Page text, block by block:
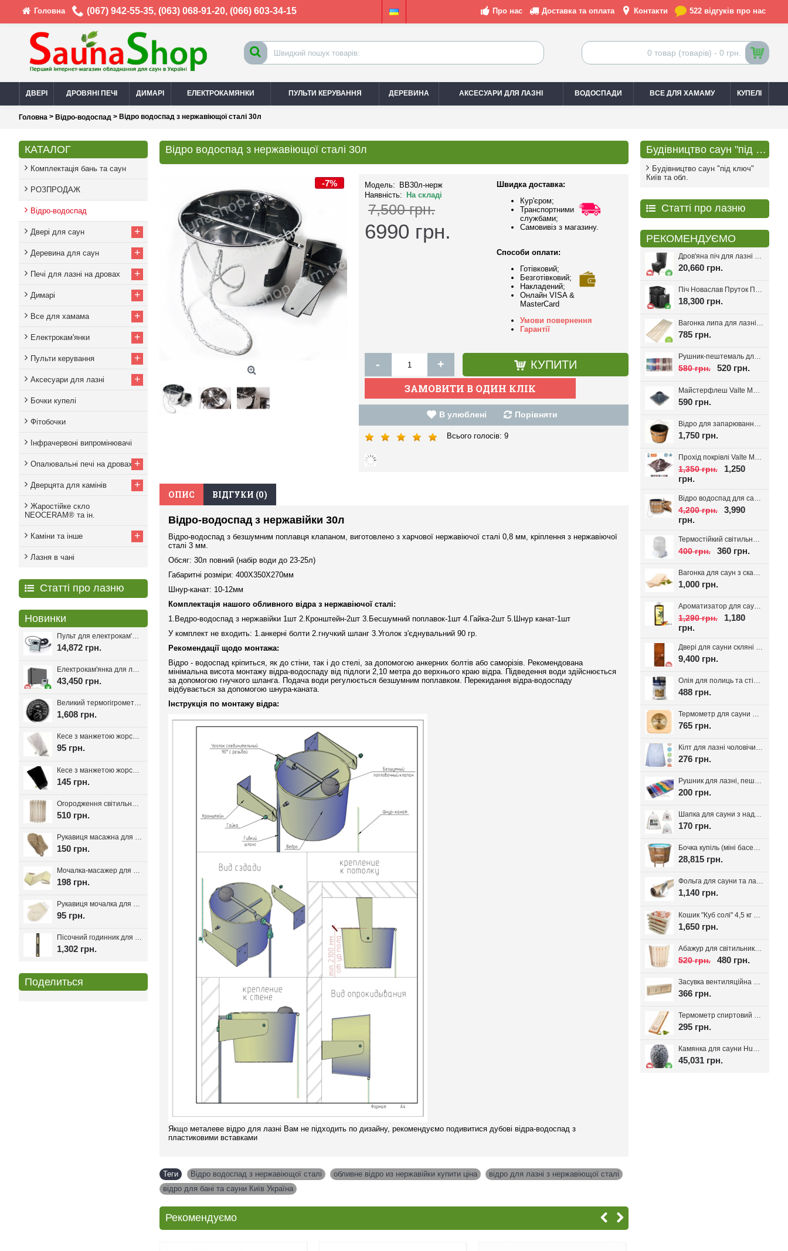
Головна (067) 942-55-35, (063) 068-91-20, (066) 603-34-15 Про нас Доставка та оплата Контакти 522 відгуків про нас
0 товар (товарів) - 0 грн.
ДВЕРІ ДРОВЯНІ ПЕЧІ ДИМАРІ ЕЛЕКТРОКАМЯНКИ ПУЛЬТИ КЕРУВАННЯ ДЕРЕВИНА АКСЕСУАРИ ДЛЯ ЛАЗНІ ВОДОСПАДИ ВСЕ ДЛЯ ХАМАМУ КУПЕЛІ
Головна > Відро-водоспад > Відро водоспад з нержавіющої сталі 30л
КАТАЛОГ
Комплектація бань та саун
РОЗПРОДАЖ
Відро-водоспад
Двері для саун +
Деревина для саун +
Печі для лазні на дровах +
Димарі +
Все для хамама +
Електрокам'янки +
Пульти керування +
Аксесуари для лазні +
Бочки купелі
Фітобочки
Інфрачервоні випромінювачі
Опалювальні печі на дровах +
Дверцята для камінів +
Жаростійке скло
NEOCERAM® та ін.
Каміни та інше +
Лазня в чані
Статті про лазню
Новинки
Пульт для електрокам'янки EcoFlame Con-6, 18-25 кВт.
14,872 грн.
Електрокам'янка для лазні Eco Flame SAM D-27 27 кВт + пульт CON6
43,450 грн.
Великий термогігрометр для лазні Tesli D205 Black
1,608 грн.
Кесе з манжетою жорсткість мяка, Kelebekkese (Манжета)
95 грн.
145 грн.
510 грн.
150 грн.
198 грн.
Рукавиця мочалка для лазні та хамаму двостороння з сизалі
95 грн.
Пісочний годинник для лазні Harvia Helmi Chocolate
1,302 грн.
Поделиться
Будівництво саун "під ключ"
Будівництво саун "під ключ"
Київ та обл.
Статті про лазню
РЕКОМЕНДУЄМО
Дров'яна піч для лазні PAL PR-18L
20,660 грн.
Піч Новаслав Пруток ПКС-01П, до 12м.куб.
18,300 грн.
Вагонка липа для лазні Valte Classic 70*14мм. (Перший сорт)
785 грн.
Рушник-пештемаль для лазні, хамаму, на пляж Діамант, вибір кольору
580 грн. 520 грн.
590 грн.
1,750 грн.
1,350 грн.
1,250
грн.
4,200 грн.
3,990
грн.
400 грн. 360 грн.
1,000 грн.
Ароматизатор для сауни Spitzner SAUNAMED 190мл.
1,290 грн.
1,180
грн.
Двері для сауни скляні VALTE Бронза 700*1900
9,400 грн.
Олія для полиць та стін сауни Bionic House 0.8л, Україна
488 грн.
Термометр для сауни Sawo 220-TP
765 грн.
Кілт для лазні чоловічий, вафельне полотно
276 грн.
Рушник для лазні, пештемаль Класика, 1шт
200 грн.
Шапка для сауни з надписом, білий фетр 100%, вибір надпису
170 грн.
Бочка купіль (міні басейн) з дуба + PP вставка
28,815 грн.
Фольга для сауни та лазні на паперовій основі, 30 м.кв. Україна
1,140 грн.
1,650 грн.
520 грн. 480 грн.
366 грн.
295 грн.
Камянка для сауни Huum Drop 9 кВт
45,031 грн.
Відро водоспад з нержавіющої сталі 30л
-7% Модель:
ВВ30л-нерж
Наявність:
На складі
7,500 грн.
6990 грн.
Швидка доставка:
Кур'єром;
Транспортними
службами;
Самовивіз з магазину.
Способи оплати:
Готівковий;
Безготівковий;
Накладений;
Онлайн VISA &
MasterCard
Умови повернення
Гарантії
- + КУПИТИ
В улюблені Порівняти
Всього голосів: 9
ОПИС ВІДГУКИ (0)
Відро-водоспад з нержавійки 30л
Відро-водоспад з безшумним поплавця клапаном, виготовлено з харчової нержавіючої сталі 0,8 мм, кріплення з нержавіючої
сталі 3 мм.
Обсяг: 30л повний (набір води до 23-25л)
Габаритні розміри: 400Х350Х270мм
Шнур-канат: 10-12мм
Комплектація нашого обливного відра з нержавіючої сталі:
1.Ведро-водоспад з нержавійки 1шт 2.Кронштейн-2шт 3.Бесшумний поплавок-1шт 4.Гайка-2шт 5.Шнур канат-1шт
У комплект не входить: 1.анкерні болти 2.гнучкий шланг 3.Уголок з'єднувальний 90 гр.
Рекомендації щодо монтажа:
Відро - водоспад кріпиться, як до стіни, так і до стелі, за допомогою анкерних болтів або саморізів. Рекомендована
мінімальна висота монтажу відра-водоспаду від підлоги 2,10 метра до верхнього краю відра. Підведення води здійснюється
за допомогою гнучкого шланга. Подача води регулюється безшумним поплавком. Перекидання відра-водоспаду
відбувається за допомогою шнура-каната.
Інструкція по монтажу відра:
Якщо металеве відро для лазні Вам не підходить по дизайну, рекомендуємо подивитися дубові відра-водоспад з
пластиковими вставками
Теги Відро водоспад з нержавіющої сталі обливне відро из нержавійки купити ціна відро для лазні з нержавіющої сталі
відро для бані та сауни Київ Україна
Рекомендуємо